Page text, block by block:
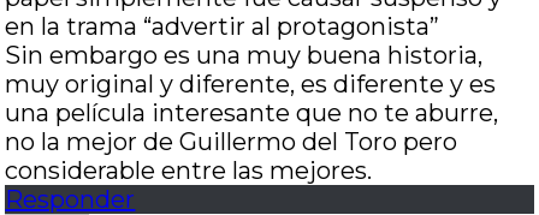
en la trama “advertir al protagonista”
Sin embargo es una muy buena historia,
muy original y diferente, es diferente y es
una película interesante que no te aburre,
no la mejor de Guillermo del Toro pero
considerable entre las mejores.
Responder